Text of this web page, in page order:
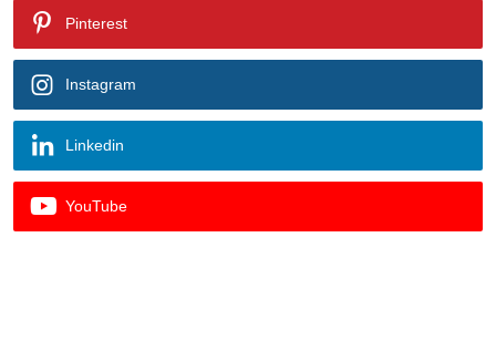
Pinterest
Instagram
Linkedin
YouTube